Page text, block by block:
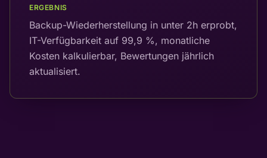
ERGEBNIS
Backup-Wiederherstellung in unter 2h erprobt,
IT-Verfügbarkeit auf 99,9 %, monatliche
Kosten kalkulierbar, Bewertungen jährlich
aktualisiert.